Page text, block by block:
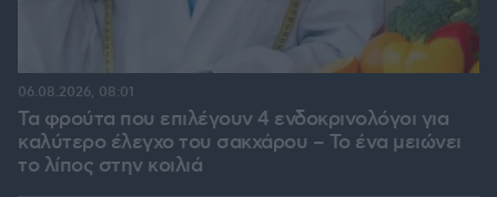
Τα φρούτα που επιλέγουν 4 ενδοκρινολόγοι για
καλύτερο έλεγχο του σακχάρου – Το ένα μειώνει
το λίπος στην κοιλιά
06.08.2026, 08:01